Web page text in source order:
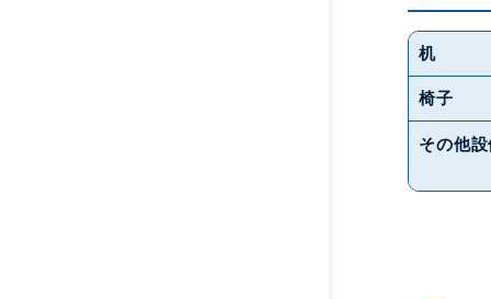
机
椅子
その他